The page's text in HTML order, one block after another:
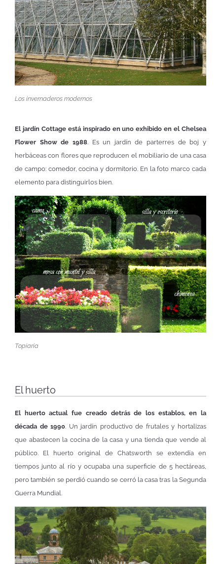
Los invernaderos modernos
El jardín Cottage está inspirado en uno exhibido en el Chelsea
Flower Show de 1988. Es un jardín de parterres de boj y
herbáceas con flores que reproducen el mobiliario de una casa
de campo: comedor, cocina y dormitorio. En la foto marco cada
elemento para distinguirlos bien.
Topiaria
El huerto
El huerto actual fue creado detrás de los establos, en la
década de 1990. Un jardín productivo de frutales y hortalizas
que abastecen la cocina de la casa y una tienda que vende al
público. El huerto original de Chatsworth se extendía en
tiempos junto al río y ocupaba una superficie de 5 hectáreas,
pero también se perdió cuando se cerró la casa tras la Segunda
Guerra Mundial.